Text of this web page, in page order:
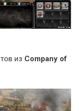
из Company of